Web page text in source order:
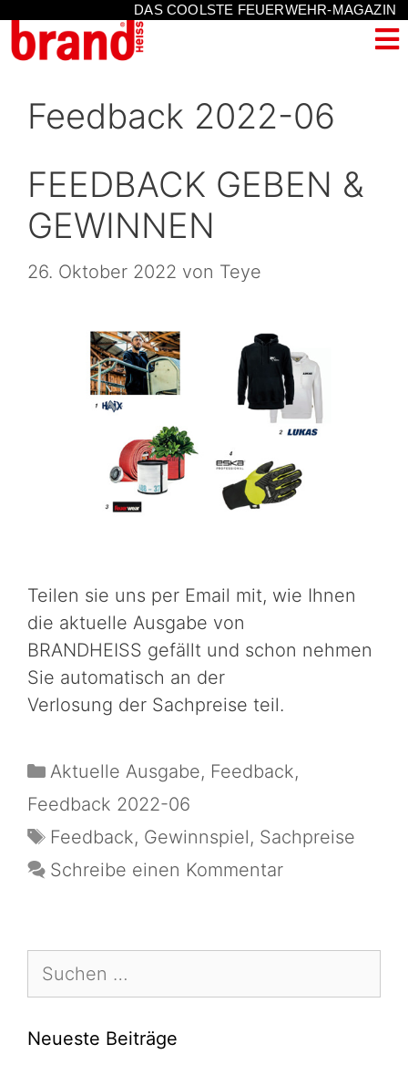
DAS COOLSTE FEUERWEHR-MAGAZIN
Feedback 2022-06
FEEDBACK GEBEN &
GEWINNEN
26. Oktober 2022 von Teye
Teilen sie uns per Email mit, wie Ihnen
die aktuelle Ausgabe von
BRANDHEISS gefällt und schon nehmen
Sie automatisch an der
Verlosung der Sachpreise teil.
Aktuelle Ausgabe, Feedback,
Feedback 2022-06
Feedback, Gewinnspiel, Sachpreise
Schreibe einen Kommentar
Neueste Beiträge